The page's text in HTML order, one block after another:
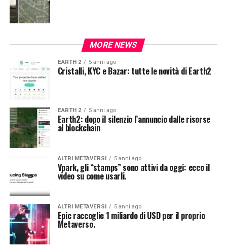
MORE NEWS
EARTH 2 5 anni ago
Cristalli, KYC e Bazar: tutte le novità di Earth2
EARTH 2 5 anni ago
Earth2: dopo il silenzio l’annuncio dalle risorse
al blockchain
ALTRI METAVERSI 5 anni ago
Vpark, gli “stamps” sono attivi da oggi: ecco il
video su come usarli.
ALTRI METAVERSI 5 anni ago
Epic raccoglie 1 miliardo di USD per il proprio
Metaverso.